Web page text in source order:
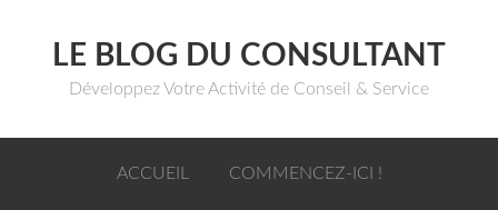
LE BLOG DU CONSULTANT
Développez Votre Activité de Conseil & Service
ACCUEIL COMMENCEZ-ICI !